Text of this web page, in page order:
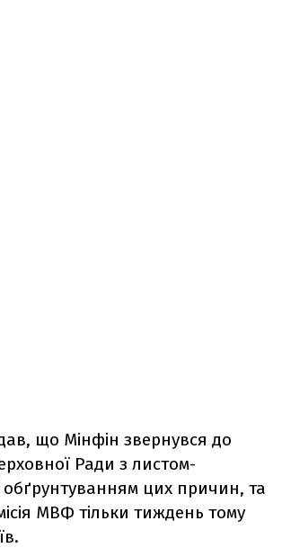
що Мінфін звернувся до
Ради з листом-
обґрунтуванням цих причин, та
МВФ тільки тиждень тому